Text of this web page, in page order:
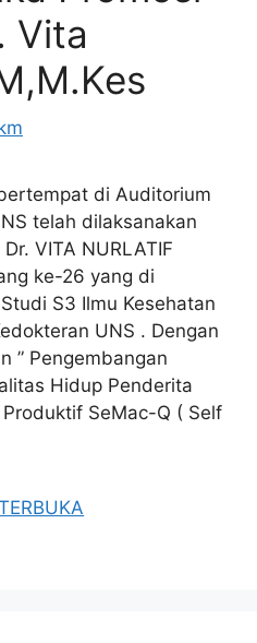
Vita
di Auditorium
telah dilaksanakan
VITA NURLATIF
ke-26 yang di
S3 Ilmu Kesehatan
UNS . Dengan
” Pengembangan
Hidup Penderita
SeMac-Q ( Self